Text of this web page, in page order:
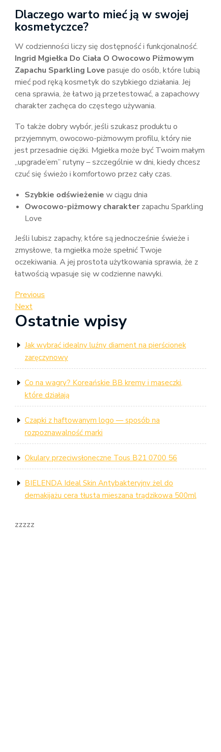
Dlaczego warto mieć ją w swojej
kosmetyczce?
W codzienności liczy się dostępność i funkcjonalność.
Ingrid Mgiełka Do Ciała O Owocowo Piżmowym
Zapachu Sparkling Love pasuje do osób, które lubią
mieć pod ręką kosmetyk do szybkiego działania. Jej
cena sprawia, że łatwo ją przetestować, a zapachowy
charakter zachęca do częstego używania.
To także dobry wybór, jeśli szukasz produktu o
przyjemnym, owocowo-piżmowym profilu, który nie
jest przesadnie ciężki. Mgiełka może być Twoim małym
„upgrade’em” rutyny – szczególnie w dni, kiedy chcesz
czuć się świeżo i komfortowo przez cały czas.
Szybkie odświeżenie w ciągu dnia
Owocowo-piżmowy charakterzapachu Sparkling
Love
Jeśli lubisz zapachy, które są jednocześnie świeże i
zmysłowe, ta mgiełka może spełnić Twoje
oczekiwania. A jej prostota użytkowania sprawia, że z
łatwością wpasuje się w codzienne nawyki.
Nawigacja
wpisu
Previous
Post
Previous
Next
Post
Next
Ostatnie wpisy
Jak wybrać idealny luźny diament na pierścionek
zaręczynowy
Co na wagry? Koreańskie BB kremy i maseczki,
które działają
Czapki z haftowanym logo — sposób na
rozpoznawalność marki
Okulary przeciwsłoneczne Tous B21 0700 56
BIELENDA Ideal Skin Antybakteryjny żel do
demakijażu cera tłusta mieszana trądzikowa 500ml
zzzzz